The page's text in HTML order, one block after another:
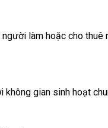
làm hoặc cho thuê
không gian sinh hoạt